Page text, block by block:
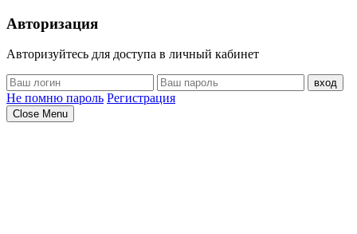
Авторизация
Авторизуйтесь для доступа в личный кабинет
вход
Не помню пароль Регистрация
Close Menu